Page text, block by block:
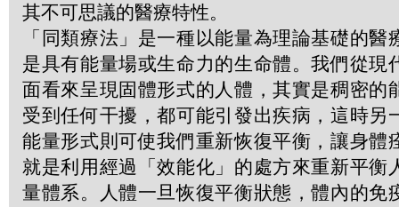
其不可思議的醫療特性。
「同類療法」是一種以能量為理論基礎的醫
是具有能量場或生命力的生命體。我們從現
面看來呈現固體形式的人體，其實是稠密的
受到任何干擾，都可能引發出疾病，這時另
能量形式則可使我們重新恢復平衡，讓身體
就是利用經過「效能化」的處方來重新平衡
量體系。人體一旦恢復平衡狀態，體內的免